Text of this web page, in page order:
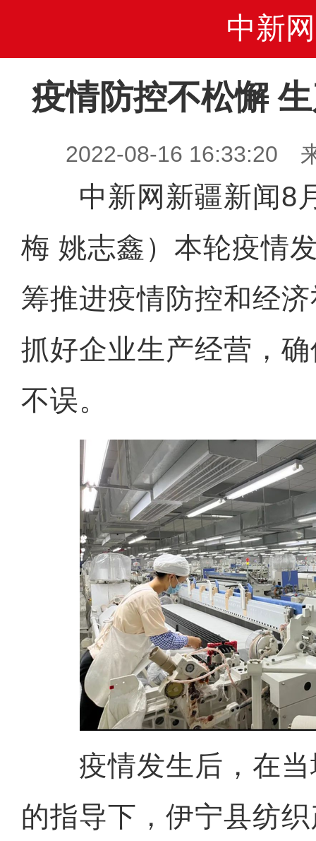
中新网
疫情防控不松懈
2022-08-16 16:33:20
中新网新疆新闻8
梅 姚志鑫）本轮疫情
筹推进疫情防控和经
抓好企业生产经营，
不误。
疫情发生后，在当
的指导下，伊宁县纺